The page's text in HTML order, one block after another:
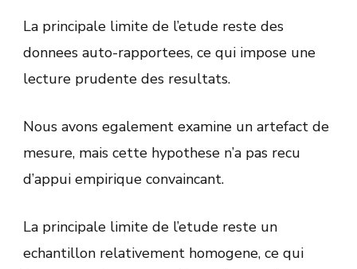
La principale limite de l’etude reste des
donnees auto-rapportees, ce qui impose une
lecture prudente des resultats.
Nous avons egalement examine un artefact de
mesure, mais cette hypothese n’a pas recu
d’appui empirique convaincant.
La principale limite de l’etude reste un
echantillon relativement homogene, ce qui